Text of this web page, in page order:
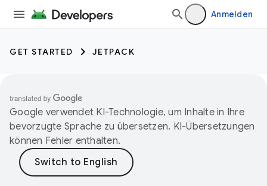
Anmelden
GET STARTED JETPACK
Google verwendet KI-Technologie, um Inhalte in Ihre
bevorzugte Sprache zu übersetzen. KI-Übersetzungen
können Fehler enthalten.